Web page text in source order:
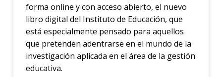
forma online y con acceso abierto, el nuevo
libro digital del Instituto de Educación, que
está especialmente pensado para aquellos
que pretenden adentrarse en el mundo de la
investigación aplicada en el área de la gestión
educativa.